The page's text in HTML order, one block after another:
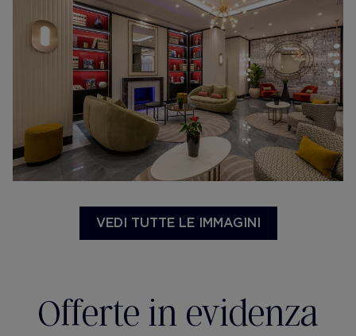
VEDI TUTTE LE IMMAGINI
Offerte in evidenza